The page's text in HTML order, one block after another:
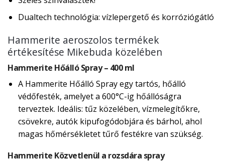
Dualtech technológia: vízlepergető és korróziógátló
Hammerite aeroszolos termékek
értékesítése Mikebuda közelében
Hammerite Hőálló Spray – 400 ml
A Hammerite Hőálló Spray egy tartós, hőálló
védőfesték, amelyet a 600°C-ig hőállóságra
terveztek. Ideális: tűz közelében, vízmelegítőkre,
csövekre, autók kipufogódobjára és bárhol, ahol
magas hőmérsékletet tűrő festékre van szükség.
Hammerite Közvetlenül a rozsdára spray